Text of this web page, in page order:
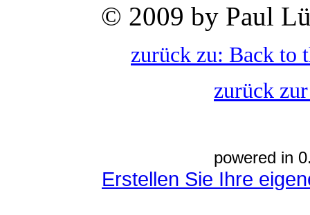
© 2009 by Paul
zurück zu: Back to
zurück
powered in
Erstellen Sie Ihre